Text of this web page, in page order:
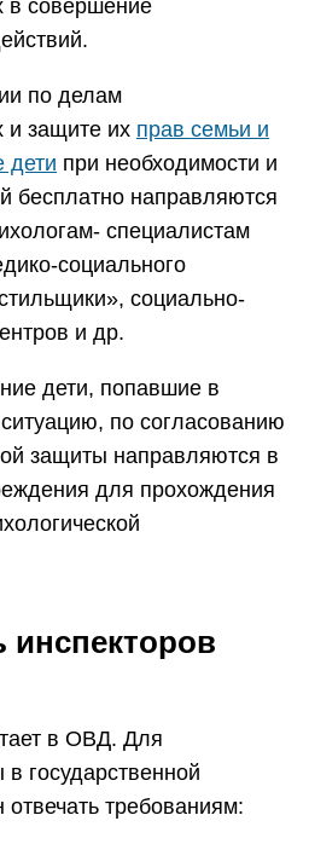
в совершение
по делам
и защите их прав семьи и
дети при необходимости и
бесплатно направляются
специалистам
социального
социально-
и др.
дети, попавшие в
по согласованию
защиты направляются в
для прохождения
инспекторов
в ОВД. Для
государственной
требованиям: